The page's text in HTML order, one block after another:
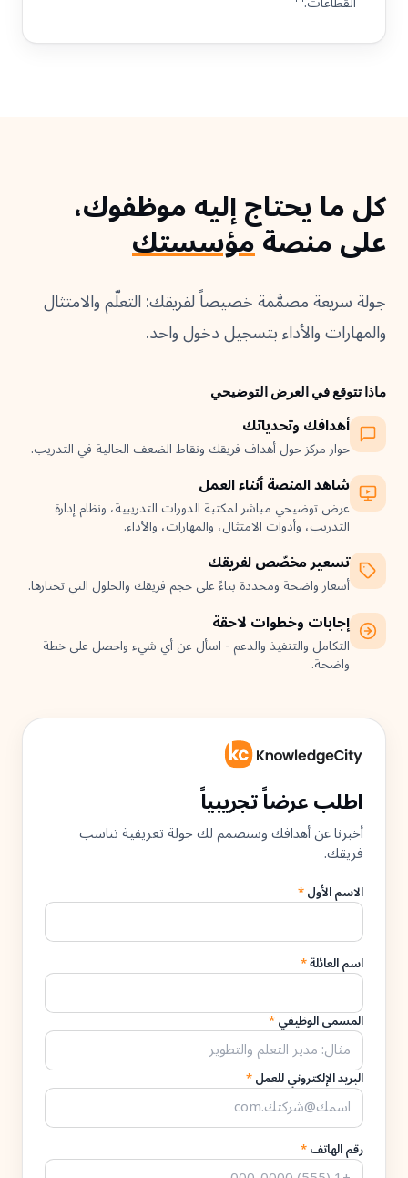
كل ما يحتاج إليه موظفوك،
على منصةمؤسستك
جولة سريعة مصمَّمة خصيصاً لفريقك: التعلّم والامتثال
والمهارات والأداء بتسجيل دخول واحد.
ماذا تتوقع في العرض التوضيحي
أهدافك وتحدياتك
حوار مركز حول أهداف فريقك ونقاط الضعف الحالية في التدريب.
شاهد المنصة أثناء العمل
عرض توضيحي مباشر لمكتبة الدورات التدريبية، ونظام إدارة
التدريب، وأدوات الامتثال، والمهارات، والأداء.
تسعير مخصّص لفريقك
أسعار واضحة ومحددة بناءً على حجم فريقك والحلول التي تختارها.
إجابات وخطوات لاحقة
التكامل والتنفيذ والدعم - اسأل عن أي شيء واحصل على خطة
واضحة.
اطلب عرضاً تجريبياً
أخبرنا عن أهدافك وسنصمم لك جولة تعريفية تناسب
فريقك.
الاسم الأول*
اسم العائلة*
المسمى الوظيفي*
البريد الإلكتروني للعمل*
رقم الهاتف*